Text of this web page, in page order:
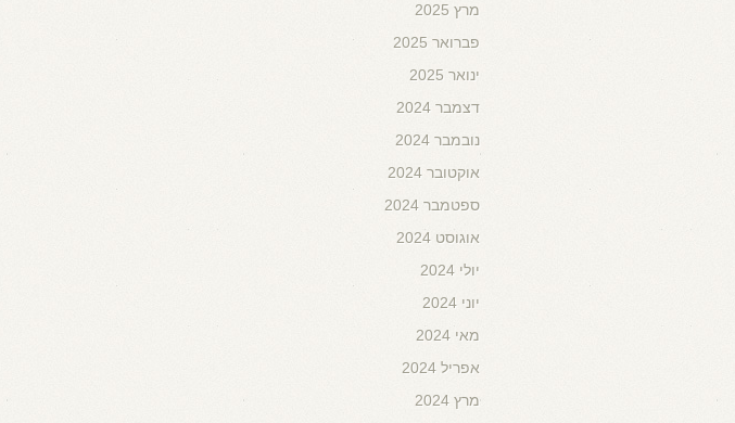
מרץ 2025
פברואר 2025
ינואר 2025
דצמבר 2024
נובמבר 2024
אוקטובר 2024
ספטמבר 2024
אוגוסט 2024
יולי 2024
יוני 2024
מאי 2024
אפריל 2024
מרץ 2024